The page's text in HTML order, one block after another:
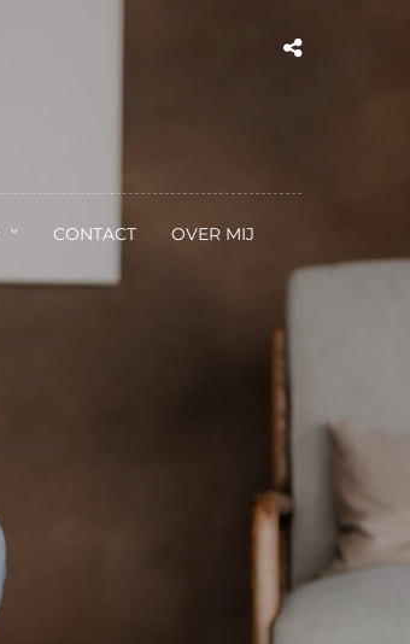
CONTACT OVER MIJ